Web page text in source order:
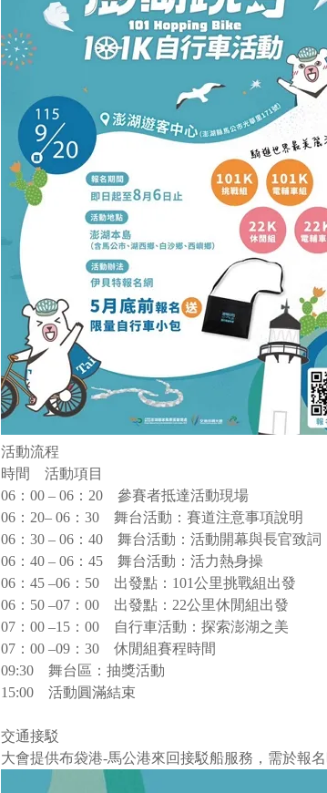
活動流程
時間 活動項目
06：00 – 06：20 參賽者抵達活動現場
06：20– 06：30 舞台活動：賽道注意事項說明
06：30 – 06：40 舞台活動：活動開幕與長官致詞
06：40 – 06：45 舞台活動：活力熱身操
06：45 –06：50 出發點：101公里挑戰組出發
06：50 –07：00 出發點：22公里休閒組出發
07：00 –15：00 自行車活動：探索澎湖之美
07：00 –09：30 休閒組賽程時間
09:30 舞台區：抽獎活動
15:00 活動圓滿結束
交通接駁
大會提供布袋港-馬公港來回接駁船服務，需於報